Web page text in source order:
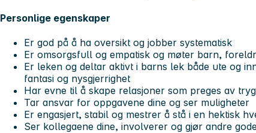
Personlige egenskaper
Er god på å ha oversikt og jobber systematisk
Er omsorgsfull og empatisk og møter barn,
Er leken og deltar aktivt i barns lek både ute og
fantasi og nysgjerrighet
Har evne til å skape relasjoner som preges av
Tar ansvar for oppgavene dine og ser muligheter
Er engasjert, stabil og mestrer å stå i en hektisk
Ser kollegaene dine, involverer og gjør andre